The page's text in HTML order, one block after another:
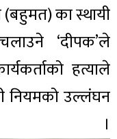
का स्थायी
‘दीपक’ले
हत्याले
नियमको उल्लंघन
।